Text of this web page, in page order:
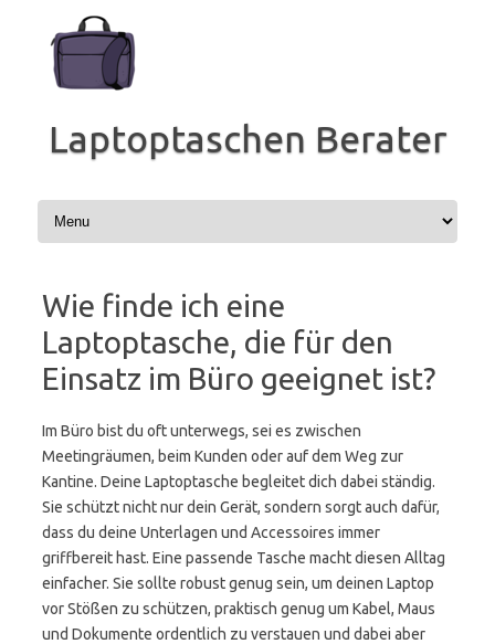
springen
Laptoptaschen Berater
Wie finde ich eine
Laptoptasche, die für den
Einsatz im Büro geeignet ist?
Im Büro bist du oft unterwegs, sei es zwischen
Meetingräumen, beim Kunden oder auf dem Weg zur
Kantine. Deine Laptoptasche begleitet dich dabei ständig.
Sie schützt nicht nur dein Gerät, sondern sorgt auch dafür,
dass du deine Unterlagen und Accessoires immer
griffbereit hast. Eine passende Tasche macht diesen Alltag
einfacher. Sie sollte robust genug sein, um deinen Laptop
vor Stößen zu schützen, praktisch genug um Kabel, Maus
und Dokumente ordentlich zu verstauen und dabei aber